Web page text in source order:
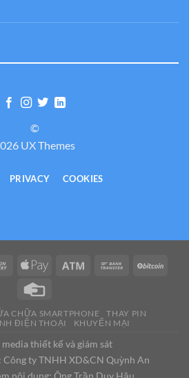
©
UX Themes
PRIVACY COOKIES
CHỮA SMARTPHONE
THAY PIN
ĐIỆN THOẠI
KHUYẾN MẠI
thiết kế và giám sát
Công ty TNHH XD&CN Quỳnh An
nội dung: Ông Trần Duy Hậu